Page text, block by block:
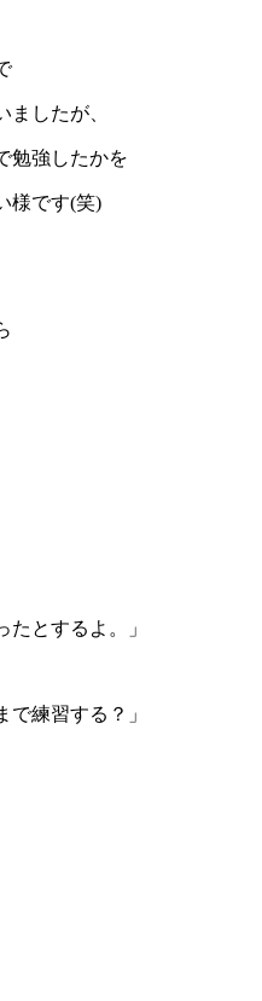
したが、
勉強したかを
様です(笑)
たとするよ。」
で練習する？」